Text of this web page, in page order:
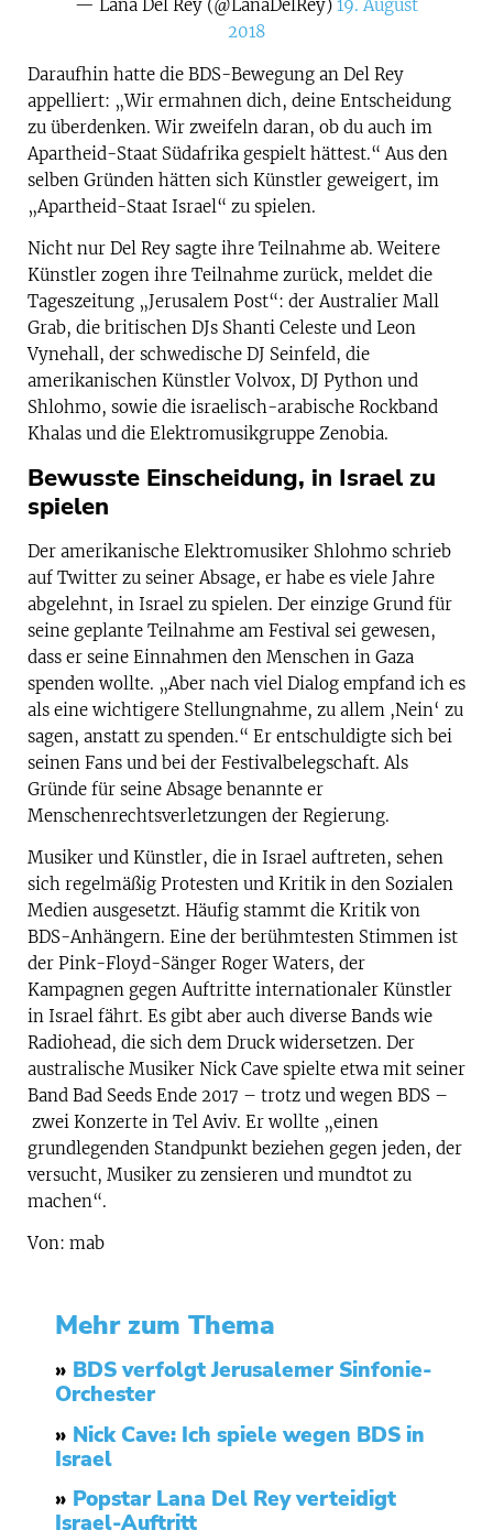
— Lana Del Rey (@LanaDelRey) 19. August
2018
Daraufhin hatte die BDS-Bewegung an Del Rey
appelliert: „Wir ermahnen dich, deine Entscheidung
zu überdenken. Wir zweifeln daran, ob du auch im
Apartheid-Staat Südafrika gespielt hättest.“ Aus den
selben Gründen hätten sich Künstler geweigert, im
„Apartheid-Staat Israel“ zu spielen.
Nicht nur Del Rey sagte ihre Teilnahme ab. Weitere
Künstler zogen ihre Teilnahme zurück, meldet die
Tageszeitung „Jerusalem Post“: der Australier Mall
Grab, die britischen DJs Shanti Celeste und Leon
Vynehall, der schwedische DJ Seinfeld, die
amerikanischen Künstler Volvox, DJ Python und
Shlohmo, sowie die israelisch-arabische Rockband
Khalas und die Elektromusikgruppe Zenobia.
Bewusste Einscheidung, in Israel zu
spielen
Der amerikanische Elektromusiker Shlohmo schrieb
auf Twitter zu seiner Absage, er habe es viele Jahre
abgelehnt, in Israel zu spielen. Der einzige Grund für
seine geplante Teilnahme am Festival sei gewesen,
dass er seine Einnahmen den Menschen in Gaza
spenden wollte. „Aber nach viel Dialog empfand ich es
als eine wichtigere Stellungnahme, zu allem ,Nein‘ zu
sagen, anstatt zu spenden.“ Er entschuldigte sich bei
seinen Fans und bei der Festivalbelegschaft. Als
Gründe für seine Absage benannte er
Menschenrechtsverletzungen der Regierung.
Musiker und Künstler, die in Israel auftreten, sehen
sich regelmäßig Protesten und Kritik in den Sozialen
Medien ausgesetzt. Häufig stammt die Kritik von
BDS-Anhängern. Eine der berühmtesten Stimmen ist
der Pink-Floyd-Sänger Roger Waters, der
Kampagnen gegen Auftritte internationaler Künstler
in Israel fährt. Es gibt aber auch diverse Bands wie
Radiohead, die sich dem Druck widersetzen. Der
australische Musiker Nick Cave spielte etwa mit seiner
Band Bad Seeds Ende 2017 – trotz und wegen BDS –
zwei Konzerte in Tel Aviv. Er wollte „einen
grundlegenden Standpunkt beziehen gegen jeden, der
versucht, Musiker zu zensieren und mundtot zu
machen“.
Von: mab
Mehr zum Thema
» BDS verfolgt Jerusalemer Sinfonie-
Orchester
» Nick Cave: Ich spiele wegen BDS in
Israel
» Popstar Lana Del Rey verteidigt
Israel-Auftritt